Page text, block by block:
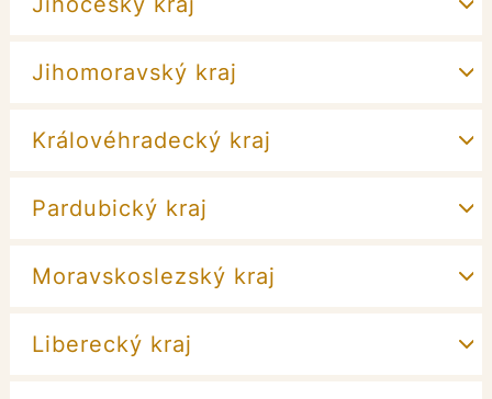
Jihomoravský kraj
Královéhradecký kraj
Pardubický kraj
Moravskoslezský kraj
Liberecký kraj